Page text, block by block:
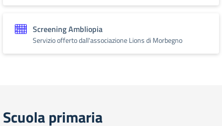
Screening Ambliopia
Servizio offerto dall'associazione Lions di Morbegno
Scuola primaria